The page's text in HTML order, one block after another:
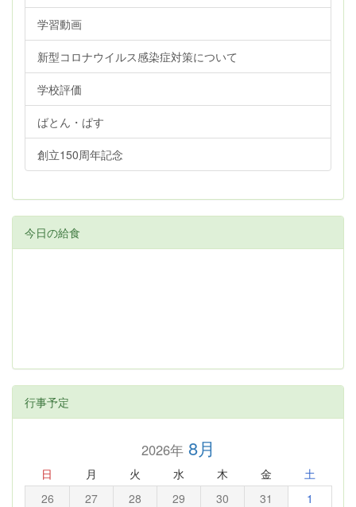
学習動画
新型コロナウイルス感染症対策について
学校評価
ばとん・ぱす
創立150周年記念
今日の給食
行事予定
2026年8月
日 月 火 水 木 金 土
26 27 28 29 30 31 1